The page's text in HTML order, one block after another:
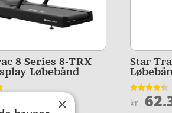
8 Series 8-TRX
Løbebånd
Star
Vurderet
4.4
kr.
×